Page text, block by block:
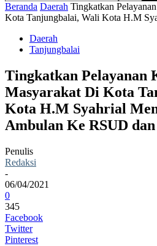
Beranda Daerah Tingkatkan
Kota Tanjungbalai, Wali Kota H.M
Daerah
Tanjungbalai
Tingkatkan Pelayanan
Masyarakat Di Kota
Kota H.M Syahrial
Ambulan Ke RSUD dan
Penulis
Redaksi
-
06/04/2021
0
345
Facebook
Twitter
Pinterest